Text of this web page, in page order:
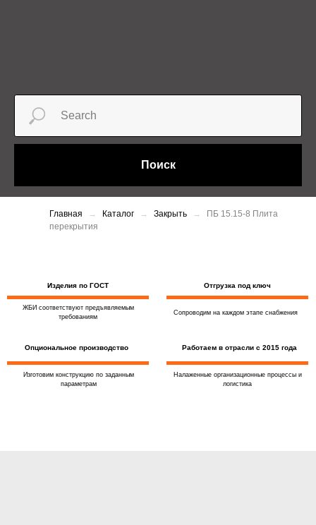
Поиск
Главная Каталог Закрыть
ПБ 15.15-8 Плита
перекрытия
Изделия по ГОСТ
ЖБИ соответствуют предъявляемым
требованиям
Изготовим конструкцию по заданным
параметрам
Опциональное производство
Отгрузка под ключ
Сопроводим на каждом этапе снабжения
Налаженные организационные процессы и
логистика
Работаем в отрасли с 2015 года